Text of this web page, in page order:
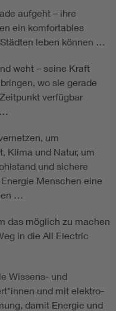
aufgeht – ihre
ein komfortables
leben können …
weht – seine Kraft
wo sie gerade
verfügbar
um
Klima und Natur, um
und sichere
Menschen eine
…
das möglich zu machen
in die All Electric
Wissens- und
und mit elektro-
damit Energie und